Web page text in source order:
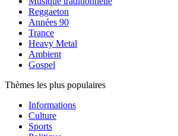
Reggaeton
Années 90
Trance
Heavy Metal
Ambient
Gospel
Thèmes les plus populaires
Informations
Culture
Sports